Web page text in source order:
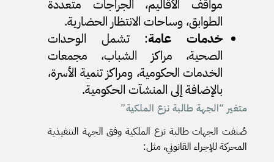
مواقف الأقاليم، الجراجات متعددة
الطوابق، وساحات الانتظار الحضارية.
خدمات عامة: تشمل الوحدات
الصحية، مراكز الشباب، مجمعات
الخدمات الحكومية، ومراكز تنمية الأسرة،
بالإضافة إلى المنشآت الحكومية.
متغير “الجهة طالبة نزع الملكية”
صُنفت الجهات طالبة نزع الملكية وفق الجهة التنفيذية
المحركة للإجراء القانوني، مثل: